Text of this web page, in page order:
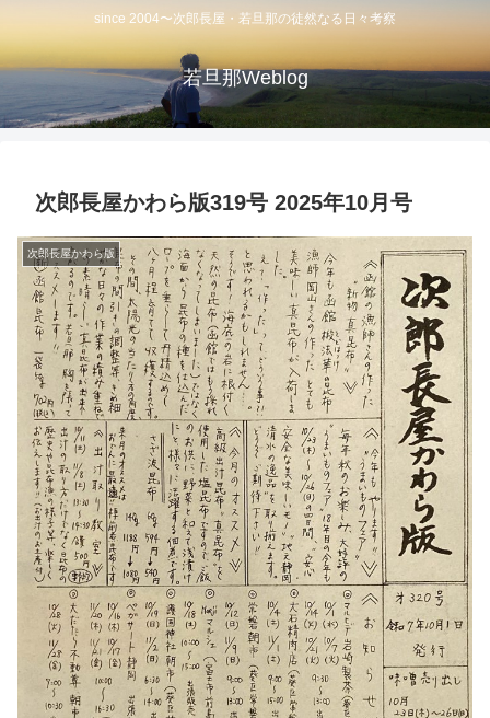
since 2004〜次郎長屋・若旦那の徒然なる日々考察
若旦那Weblog
次郎長屋かわら版319号 2025年10月号
次郎長屋かわら版